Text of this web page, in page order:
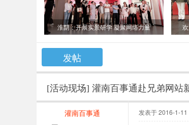
淮阴：开展实景研学 凝聚网络力量
发帖
[活动现场] 灌南百事通赴兄弟网站
灌南百事通 发表于 2016-1-